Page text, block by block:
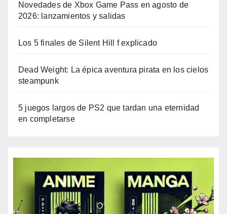
Novedades de Xbox Game Pass en agosto de
2026: lanzamientos y salidas
Los 5 finales de Silent Hill f explicado
Dead Weight: La épica aventura pirata en los cielos
steampunk
5 juegos largos de PS2 que tardan una eternidad
en completarse